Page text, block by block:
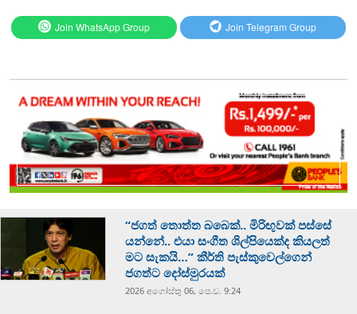
Join WhatsApp Group Join Telegram Group
“ජගත් තොත්ත බබෙක්.. මිරිඟුවක් පස්සේ
යන්නේ.. එයා සංගීත ශිල්පියෙක්ද කියලත්
මට සැකයි…” කීර්ති පැස්කුවෙල්ගෙන්
ජගත්ට දෝස්මුරයක්
2026 අගෝස්‍තු 06, පෙ.ව. 9:24